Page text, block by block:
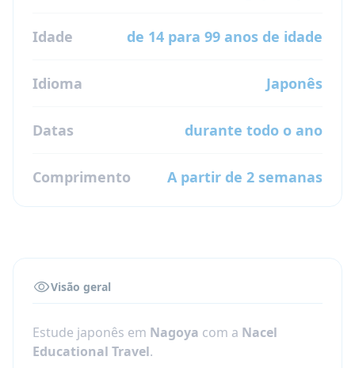
Idade de 14 para 99 anos de idade
Idioma Japonês
Datas durante todo o ano
Comprimento A partir de 2 semanas
Visão geral
Estude japonês em Nagoya com a Nacel
Educational Travel.